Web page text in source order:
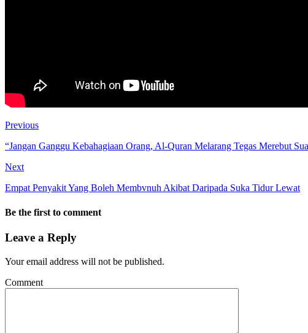
Previous
“Jangan Ganggu Kebahagiaan Orang, Al-Quran Melarang Tegas Merebut
Next
Empat Penyakit Yang Boleh Membvnuh Akibat Daripada Suka Tidur Lewat
Be the first to comment
Leave a Reply
Your email address will not be published.
Comment